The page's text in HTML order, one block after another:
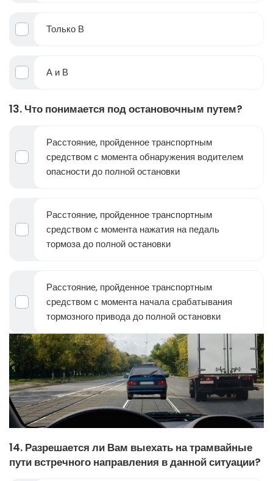
Только В
А и В
13. Что понимается под остановочным путем?
Расстояние, пройденное транспортным
средством с момента обнаружения водителем
опасности до полной остановки
Расстояние, пройденное транспортным
средством с момента нажатия на педаль
тормоза до полной остановки
Расстояние, пройденное транспортным
средством с момента начала срабатывания
тормозного привода до полной остановки
14. Разрешается ли Вам выехать на трамвайные
пути встречного направления в данной ситуации?